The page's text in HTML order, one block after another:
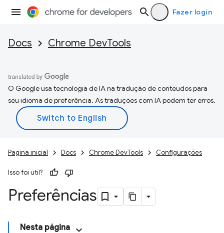
Fazer login
Docs Chrome DevTools
O Google usa tecnologia de IA na tradução de conteúdos para
seu idioma de preferência. As traduções com IA podem ter erros.
Página inicial Docs Chrome DevTools Configurações
Isso foi útil?
Preferências
Nesta página